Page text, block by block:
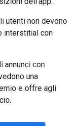
utenti non devono
interstitial con
annunci con
una
e offre agli